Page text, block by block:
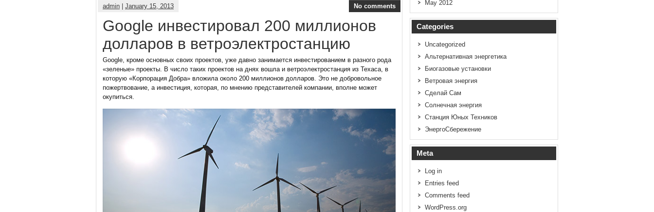
admin January 15, 2013 No comments
Google инвестировал 200 миллионов
долларов в ветроэлектростанцию
Google, кроме основных своих проектов, уже давно занимается инвестированием в разного рода
«зеленые» проекты. В число таких проектов на днях вошла и ветроэлектростанция из Техаса, в
которую «Корпорация Добра» вложила около 200 миллионов долларов. Это не добровольное
пожертвование, а инвестиция, которая, по мнению представителей компании, вполне может
окупиться.
May 2012
Categories
Uncategorized
Альтернативная энергетика
Биогазовые установки
Ветровая энергия
Сделай Сам
Солнечная энергия
Станция Юных Техников
ЭнергоСбережение
Meta
Log in
Entries feed
Comments feed
WordPress.org